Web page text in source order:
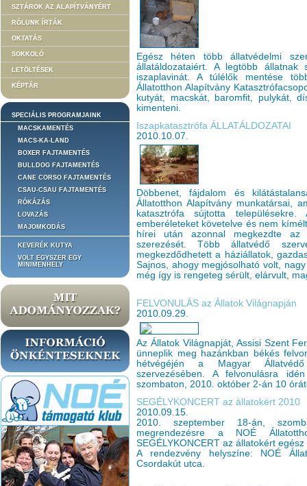
SZTÁROK AZ ALAPÍTVÁNYÉRT
RÓLUNK ÍRTÁK
OKTATÁS
SOKKOLÓ
LETÖLTÉSEK
KÉPTÁR
SPECIÁLIS PROGRAMJAINK
MACSKAMENTÉS
MACS-KA-LAND
BOXER FAJTAMENTÉS
BULLDOG FAJTAMENTÉS
CANE CORSO FAJTAMENTÉS
CSAU-CSAU FAJTAMENTÉS
RÓKÁZÁS
LOVAZÁS
MAJOMKODÁS
KEVERÉK KUTYA
VOLT EGYSZER EGY
MINIMENHELY
Egész héten több állatvédelmi
állatáldozataiért. A legtöbb
iszaplavinát. A túlélők mentése
Állatotthon Alapítvány
kutyát, macskát, baromfit, pulykát,
kimenteni.
Iszapkatasztrófa ÁLLATÁLDOZATAI
2010.10.07.
Döbbenet, fájdalom és
Állatotthon Alapítvány munkatársai,
katasztrófa sújtotta
emberéleteket követelve és nem
hírei után azonnal megkezdte az
szerezését. Több állatvédő
megkezdődhetett a háziállatok,
Sajnos, ahogy megjósolható volt,
még így is rengeteg sérült, elárvult,
FELVONULÁS az Állatok Világnapján
2010.09.29.
Az Állatok Világnapját, Assisi Szent
ünneplik meg hazánkban békés
hétvégéjén a Magyar
szervezésében. A felvonulásra
szombaton, 2010. október 2-án 10
SEGÉLYKONCERT az állatokért 2010
2010.09.15.
2010. szeptember 18-án,
megrendezésre a NOÉ
SEGÉLYKONCERT az állatokért
A rendezvény helyszíne: NOÉ
Csordakút utca.